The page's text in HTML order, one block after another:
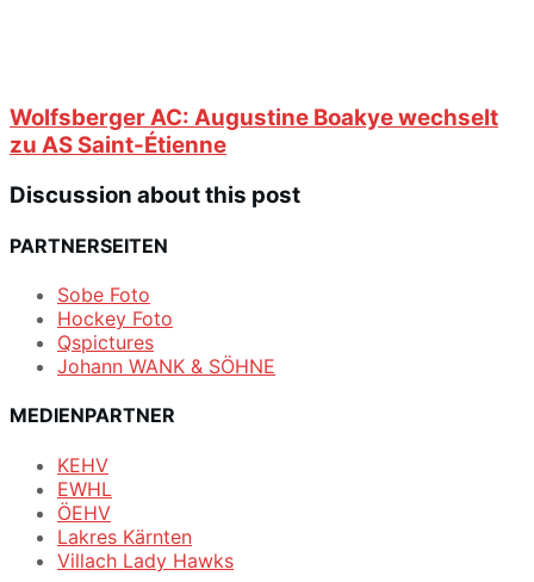
Wolfsberger AC: Augustine Boakye wechselt
zu AS Saint-Étienne
Discussion about this post
PARTNERSEITEN
Sobe Foto
Hockey Foto
Qspictures
Johann WANK & SÖHNE
MEDIENPARTNER
KEHV
EWHL
ÖEHV
Lakres Kärnten
Villach Lady Hawks